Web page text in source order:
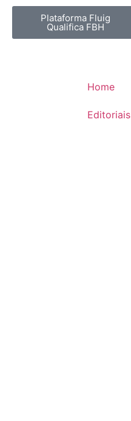
Plataforma Fluig
Qualifica FBH
Home
Editoriais